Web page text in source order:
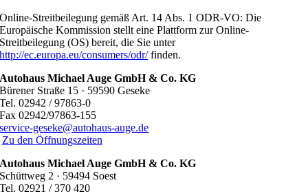
Online-Streitbeilegung gemäß Art. 14 Abs. 1 ODR-VO: Die
Europäische Kommission stellt eine Plattform zur Online-
Streitbeilegung (OS) bereit, die Sie unter
http://ec.europa.eu/consumers/odr/finden.
Autohaus Michael Auge GmbH & Co. KG
Bürener Straße 15 · 59590 Geseke
Tel. 02942 / 97863-0
Fax 02942/97863-155
service-geseke@autohaus-auge.de
Zu den Öffnungszeiten
Autohaus Michael Auge GmbH & Co. KG
Schüttweg 2 · 59494 Soest
Tel. 02921 / 370 420